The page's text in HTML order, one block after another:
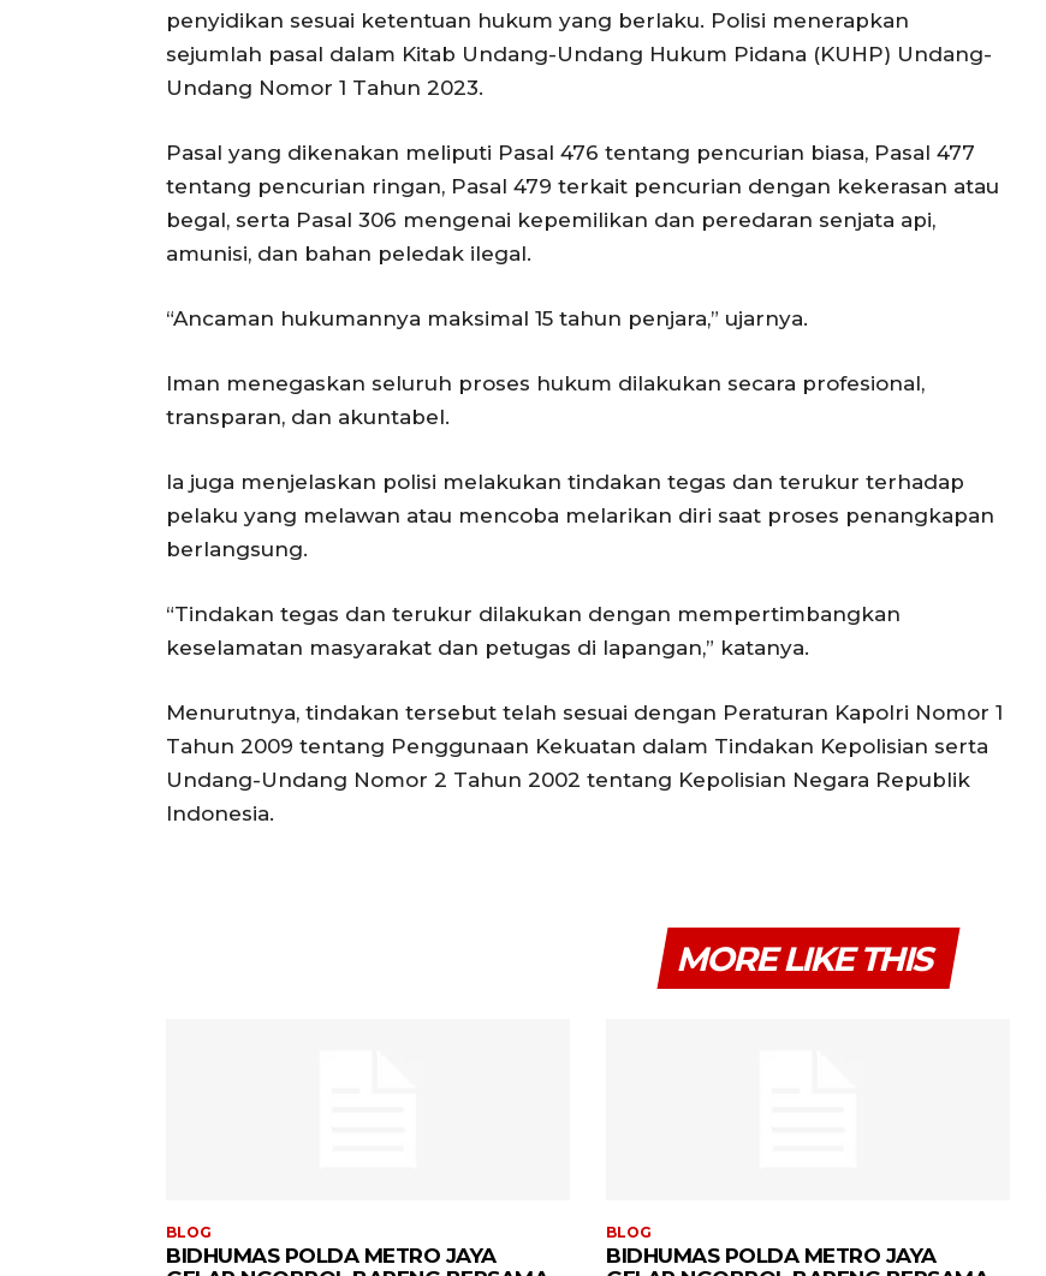
penyidikan sesuai ketentuan hukum yang berlaku. Polisi menerapkan
sejumlah pasal dalam Kitab Undang-Undang Hukum Pidana (KUHP) Undang-
Undang Nomor 1 Tahun 2023.
Pasal yang dikenakan meliputi Pasal 476 tentang pencurian biasa, Pasal 477
tentang pencurian ringan, Pasal 479 terkait pencurian dengan kekerasan atau
begal, serta Pasal 306 mengenai kepemilikan dan peredaran senjata api,
amunisi, dan bahan peledak ilegal.
“Ancaman hukumannya maksimal 15 tahun penjara,” ujarnya.
Iman menegaskan seluruh proses hukum dilakukan secara profesional,
transparan, dan akuntabel.
Ia juga menjelaskan polisi melakukan tindakan tegas dan terukur terhadap
pelaku yang melawan atau mencoba melarikan diri saat proses penangkapan
berlangsung.
“Tindakan tegas dan terukur dilakukan dengan mempertimbangkan
keselamatan masyarakat dan petugas di lapangan,” katanya.
Menurutnya, tindakan tersebut telah sesuai dengan Peraturan Kapolri Nomor 1
Tahun 2009 tentang Penggunaan Kekuatan dalam Tindakan Kepolisian serta
Undang-Undang Nomor 2 Tahun 2002 tentang Kepolisian Negara Republik
Indonesia.
MORE LIKE THIS
BLOG
BIDHUMAS POLDA METRO JAYA
BLOG
BIDHUMAS POLDA METRO JAYA